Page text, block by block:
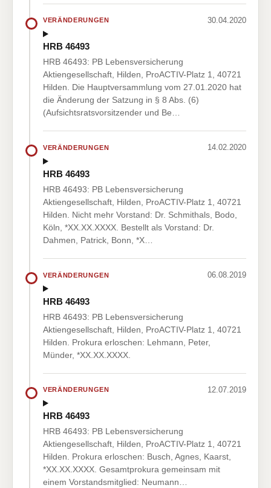
VERÄNDERUNGEN 30.04.2020
HRB 46493
HRB 46493: PB Lebensversicherung
Aktiengesellschaft, Hilden, ProACTIV-Platz 1, 40721
Hilden. Die Hauptversammlung vom 27.01.2020 hat
die Änderung der Satzung in § 8 Abs. (6)
(Aufsichtsratsvorsitzender und Be…
VERÄNDERUNGEN 14.02.2020
HRB 46493
HRB 46493: PB Lebensversicherung
Aktiengesellschaft, Hilden, ProACTIV-Platz 1, 40721
Hilden. Nicht mehr Vorstand: Dr. Schmithals, Bodo,
Köln, *XX.XX.XXXX. Bestellt als Vorstand: Dr.
Dahmen, Patrick, Bonn, *X…
VERÄNDERUNGEN 06.08.2019
HRB 46493
HRB 46493: PB Lebensversicherung
Aktiengesellschaft, Hilden, ProACTIV-Platz 1, 40721
Hilden. Prokura erloschen: Lehmann, Peter,
Münder, *XX.XX.XXXX.
VERÄNDERUNGEN 12.07.2019
HRB 46493
HRB 46493: PB Lebensversicherung
Aktiengesellschaft, Hilden, ProACTIV-Platz 1, 40721
Hilden. Prokura erloschen: Busch, Agnes, Kaarst,
*XX.XX.XXXX. Gesamtprokura gemeinsam mit
einem Vorstandsmitglied: Neumann…